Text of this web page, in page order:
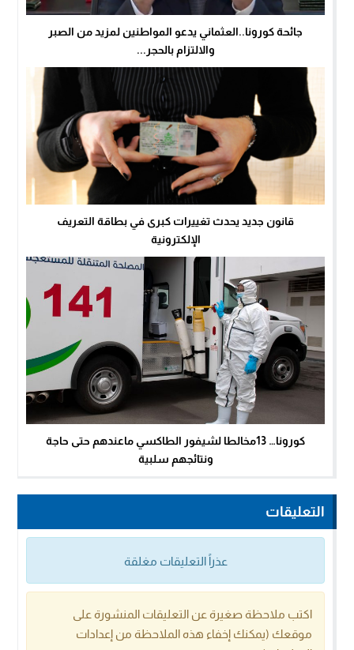
جائحة كورونا..العثماني يدعو المواطنين لمزيد من الصبر
والالتزام بالحجر...
قانون جديد يحدث تغييرات كبرى في بطاقة التعريف
الإلكترونية
كورونا… 13مخالطا لشيفور الطاكسي ماعندهم حتى حاجة
ونتائجهم سلبية
التعليقات
عذراً التعليقات مغلقة
اكتب ملاحظة صغيرة عن التعليقات المنشورة على
موقعك (يمكنك إخفاء هذه الملاحظة من إعدادات